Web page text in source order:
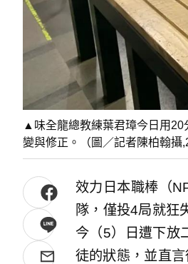
▲味全龍總教練葉君璋今日用20
變與修正。（圖／記者陳柏翰攝
效力日本職棒（
隊，僅投4局就狂
今（5）日遭下放
徒的狀態，並直